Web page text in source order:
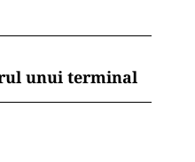
unui terminal